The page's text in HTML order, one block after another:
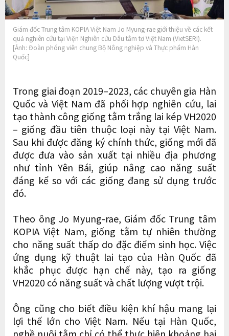
Giám đốc Trung tâm KOPIA Việt Nam Jo Myung-rae giới thiệu về các kết
quả nghiên cứu tại Viện Nghiên cứu Dâu tằm tơ Việt Nam (VietSERI).
[Ảnh: Đoàn phóng viên chung Bộ Nông nghiệp và Thực phẩm Hàn
Quốc]
Trong giai đoạn 2019–2023, các chuyên gia Hàn
Quốc và Việt Nam đã phối hợp nghiên cứu, lai
tạo thành công giống tằm trắng lai kép VH2020
– giống đầu tiên thuộc loại này tại Việt Nam.
Sau khi được đăng ký chính thức, giống mới đã
được đưa vào sản xuất tại nhiều địa phương
như tỉnh Yên Bái, giúp nâng cao năng suất
đáng kể so với các giống đang sử dụng trước
đó.
Theo ông Jo Myung-rae, Giám đốc Trung tâm
KOPIA Việt Nam, giống tằm tự nhiên thường
cho năng suất thấp do đặc điểm sinh học. Việc
ứng dụng kỹ thuật lai tạo của Hàn Quốc đã
khắc phục được hạn chế này, tạo ra giống
VH2020 có năng suất và chất lượng vượt trội.
Ông cũng cho biết điều kiện khí hậu mang lại
lợi thế lớn cho Việt Nam. Nếu tại Hàn Quốc,
nghề nuôi tằm chỉ có thể thực hiện khoảng hai